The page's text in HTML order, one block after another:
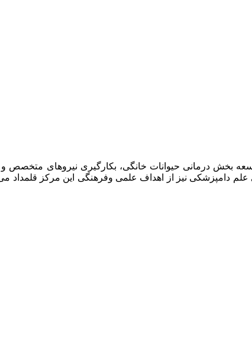
اهداف مهم تاسیس درمانگاه، توسعه بخش درمانی حیوانات خانگی، بکارگیری
علم دامپزشکی نیز از اهداف علمی وفرهنگی این مرکز